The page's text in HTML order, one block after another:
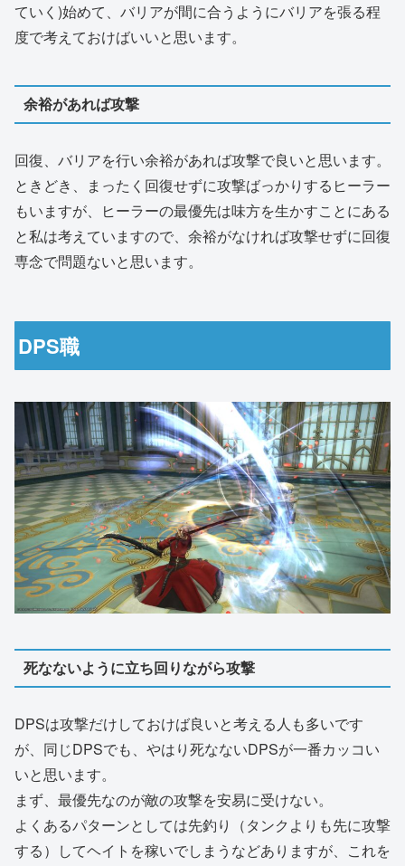
ていく)始めて、バリアが間に合うようにバリアを張る程
度で考えておけばいいと思います。
余裕があれば攻撃
回復、バリアを行い余裕があれば攻撃で良いと思います。
ときどき、まったく回復せずに攻撃ばっかりするヒーラー
もいますが、ヒーラーの最優先は味方を生かすことにある
と私は考えていますので、余裕がなければ攻撃せずに回復
専念で問題ないと思います。
DPS職
死なないように立ち回りながら攻撃
DPSは攻撃だけしておけば良いと考える人も多いです
が、同じDPSでも、やはり死なないDPSが一番カッコい
いと思います。
まず、最優先なのが敵の攻撃を安易に受けない。
よくあるパターンとしては先釣り（タンクよりも先に攻撃
する）してヘイトを稼いでしまうなどありますが、これを